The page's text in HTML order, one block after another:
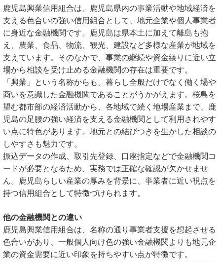
鹿児島興業信用組合は、鹿児島県内の事業活動や地域経済を
支える色合いの強い信用組合として、地元企業や個人事業者
に身近な金融機関です。鹿児島は県本土に加えて離島も抱
え、農業、食品、物流、観光、建設など多様な産業が地域を
支えています。そのなかで、事業の継続や資金繰りに近い立
場から相談を受け止める金融機関の存在は重要です。
「興業」という名称からも、暮らし全般だけでなく働く場や
商いを意識した金融機関であることがうかがえます。桜島を
望む都市部の経済活動から、各地域で続く地場産業まで、鹿
児島の足腰の強い経済を支える金融機関として利用されやす
い点に特色があります。地元との結びつきを生かした相談の
しやすさも魅力です。
振込データの作成、取引先登録、口座指定などで金融機関コ
ードが必要となるため、実務では正確な確認が欠かせませ
ん。鹿児島らしい産業の厚みを背景に、事業者に近い視点を
持つ信用組合として特徴づけられます。
他の金融機関との違い
鹿児島興業信用組合は、名称の通り事業者支援を想起させる
色合いがあり、一般個人向け色の強い金融機関よりも地元企
業の資金需要に近い印象を持ちやすい点が特徴です。